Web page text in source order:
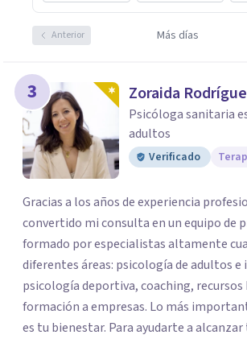
Anterior Más días
3 Zoraida
Psicóloga sanitaria
adultos
Verificado
Gracias a los años de experiencia
convertido mi consulta en un equipo de
formado por especialistas altamente
diferentes áreas: psicología de adultos
psicología deportiva, coaching, recursos
formación a empresas. Lo más importante para nosotros
es tu bienestar. Para ayudarte a